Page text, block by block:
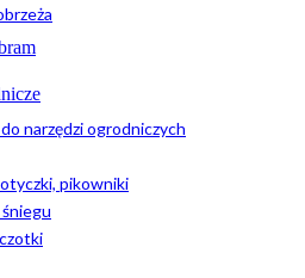
narzędzi ogrodniczych
pikowniki